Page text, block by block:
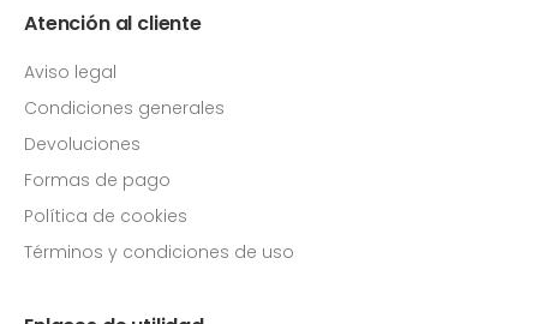
Atención al cliente
Aviso legal
Condiciones generales
Devoluciones
Formas de pago
Política de cookies
Términos y condiciones de uso